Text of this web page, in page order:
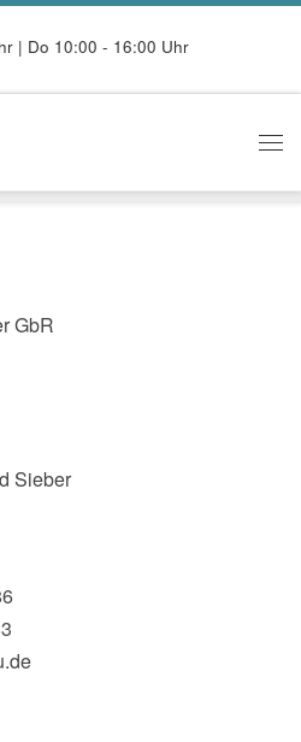
| Do 10:00 - 16:00 Uhr
GbR
Sieber